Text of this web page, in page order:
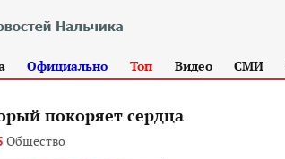
Официально Топ Видео СМИ
покоряет сердца
Общество